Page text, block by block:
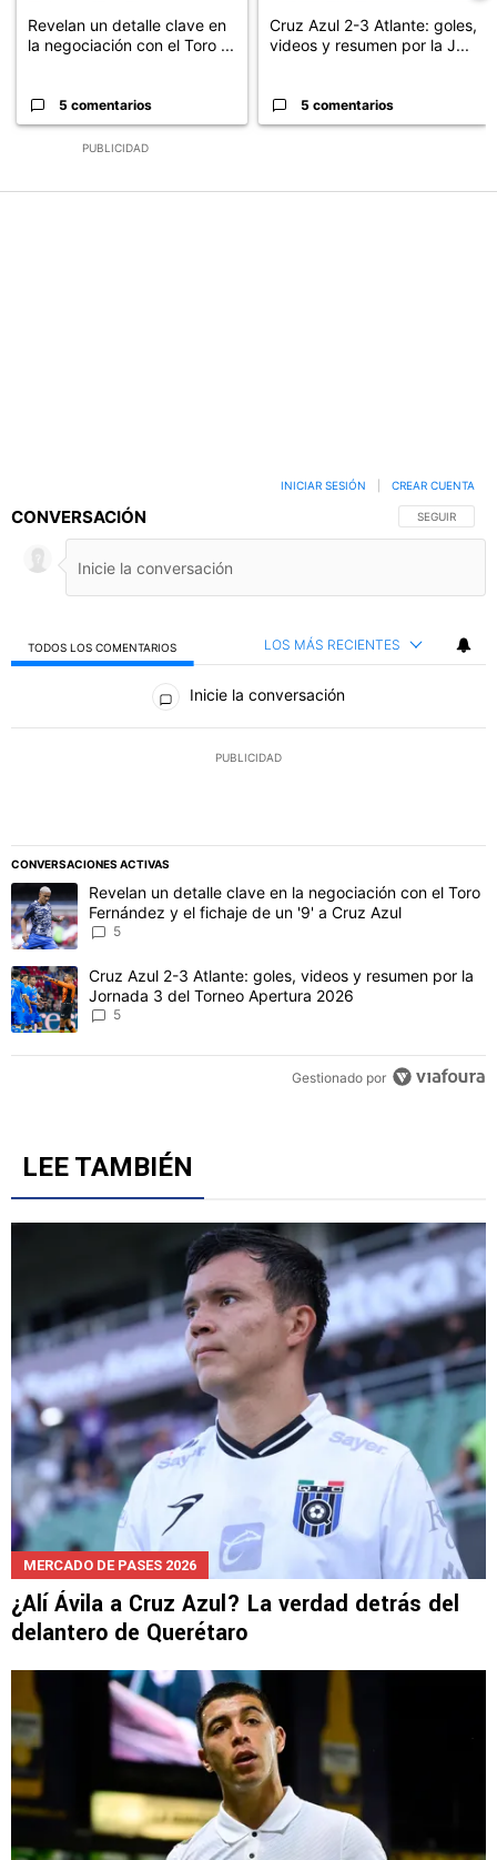
PUBLICIDAD
Revelan un detalle clave en
la negociación con el Toro ...
5 comentarios
Cruz Azul 2-3 Atlante: goles,
videos y resumen por la J...
5 comentarios
CONVERSACIÓN SIGA ESTA
SEGUIR
INICIAR SESIÓN CREAR CUENTA
TODOS LOS COMENTARIOS LOS MÁS RECIENTES
Todos los comentarios
Inicie la conversación
PUBLICIDAD
CONVERSACIONES ACTIVAS
Este listado muestra los artículos con más comentarios en los
Un artículo de tendencia con el título "Revelan un detalle clave
Revelan un detalle clave en la negociación con el Toro
Fernández y el fichaje de un '9' a Cruz Azul
5
Un artículo de tendencia con el título "Cruz Azul 2-3 Atlante:
Cruz Azul 2-3 Atlante: goles, videos y resumen por la
Jornada 3 del Torneo Apertura 2026
5
Gestionado por
LEE TAMBIÉN
MERCADO DE PASES 2026
¿Alí Ávila a Cruz Azul? La verdad detrás del
delantero de Querétaro